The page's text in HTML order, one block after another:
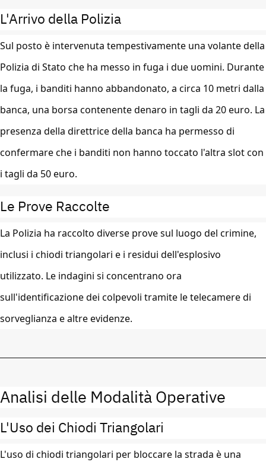
L'Arrivo della Polizia
Sul posto è intervenuta tempestivamente una volante della
Polizia di Stato che ha messo in fuga i due uomini. Durante
la fuga, i banditi hanno abbandonato, a circa 10 metri dalla
banca, una borsa contenente denaro in tagli da 20 euro. La
presenza della direttrice della banca ha permesso di
confermare che i banditi non hanno toccato l'altra slot con
i tagli da 50 euro.
Le Prove Raccolte
La Polizia ha raccolto diverse prove sul luogo del crimine,
inclusi i chiodi triangolari e i residui dell'esplosivo
utilizzato. Le indagini si concentrano ora
sull'identificazione dei colpevoli tramite le telecamere di
sorveglianza e altre evidenze.
Analisi delle Modalità Operative
L'Uso dei Chiodi Triangolari
L'uso di chiodi triangolari per bloccare la strada è una